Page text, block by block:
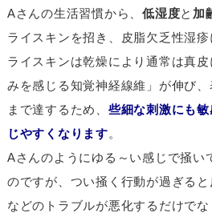
Aさんの生活習慣から、低湿度と 加
ライスキンを招き、皮脂欠乏性湿
ライスキンは乾燥により通常は真
みを感じる知覚神経線維」が伸び
まで達するため、​ 些細な刺激にも
じやすくなります。
Aさんのようにゆる～い感じで掻い
のですが、つい掻く行動が過ぎる
などのトラブルが悪化するだけで